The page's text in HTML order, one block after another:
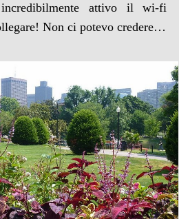
attivo il wi-fi
Non ci potevo credere…